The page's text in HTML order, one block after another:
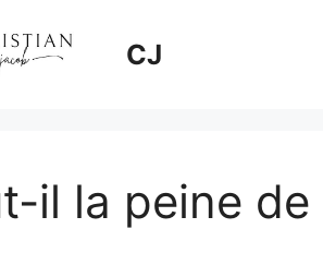
CJ
il la peine